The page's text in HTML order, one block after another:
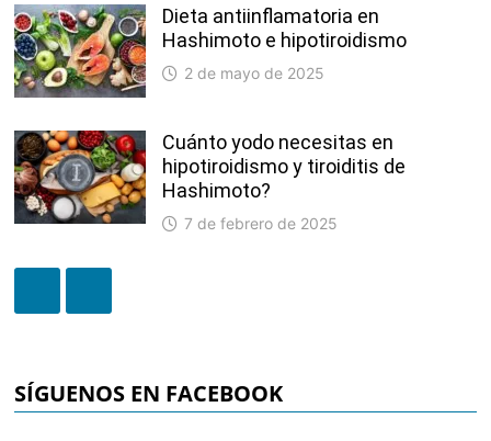
Dieta antiinflamatoria en
Hashimoto e hipotiroidismo
2 de mayo de 2025
Cuánto yodo necesitas en
hipotiroidismo y tiroiditis de
Hashimoto?
7 de febrero de 2025
SÍGUENOS EN FACEBOOK